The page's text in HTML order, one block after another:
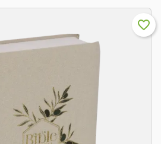
favorite_border